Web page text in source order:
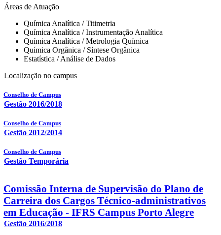
Áreas de Atuação
Química Analítica / Titimetria
Química Analítica / Instrumentação Analítica
Química Analítica / Metrologia Química
Química Orgânica / Síntese Orgânica
Estatística / Análise de Dados
Localização no campus
Conselho de Campus
Gestão 2016/2018
Conselho de Campus
Gestão 2012/2014
Conselho de Campus
Gestão Temporária
Comissão Interna de Supervisão do Plano de
Carreira dos Cargos Técnico-administrativos
em Educação - IFRS Campus Porto Alegre
Gestão 2016/2018